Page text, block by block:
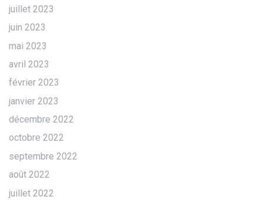
juillet 2023
juin 2023
mai 2023
avril 2023
février 2023
janvier 2023
décembre 2022
octobre 2022
septembre 2022
août 2022
juillet 2022